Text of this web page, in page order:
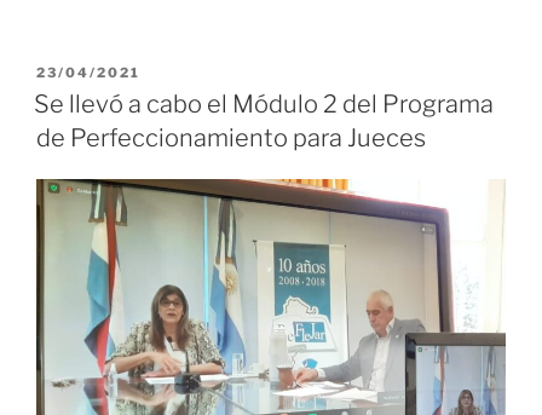
PUBLICADO
EL
23/04/2021
Se llevó a cabo el Módulo 2 del Programa
de Perfeccionamiento para Jueces